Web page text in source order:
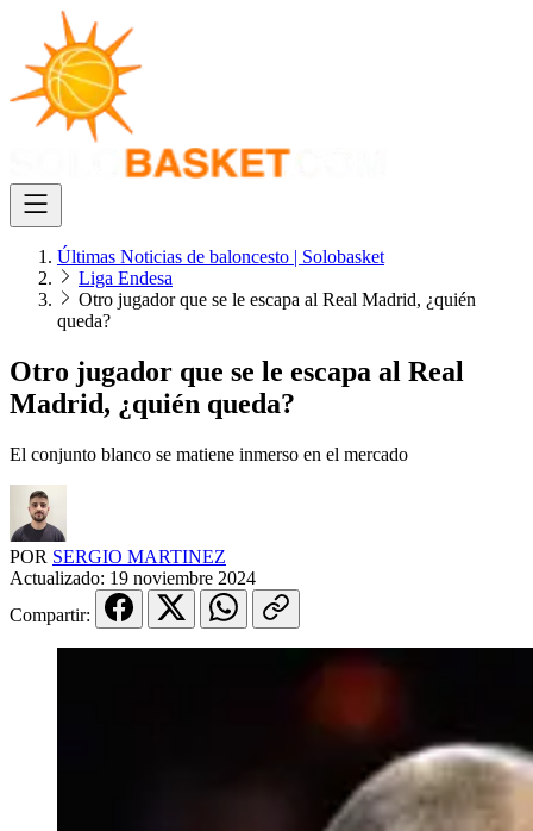
Últimas Noticias de baloncesto | Solobasket
Liga Endesa
Otro jugador que se le escapa al Real Madrid, ¿quién
queda?
Otro jugador que se le escapa al Real
Madrid, ¿quién queda?
El conjunto blanco se matiene inmerso en el mercado
POR SERGIO MARTINEZ
Actualizado: 19 noviembre 2024
Compartir: